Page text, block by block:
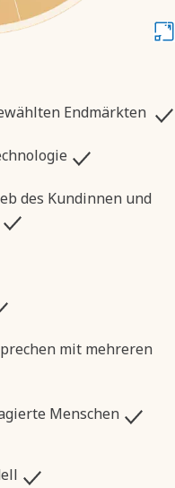
Endmärkten
des Kundinnen und
mit mehreren
Menschen